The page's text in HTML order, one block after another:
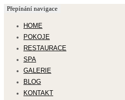
Přepínání navigace
HOME
POKOJE
RESTAURACE
SPA
GALERIE
BLOG
KONTAKT